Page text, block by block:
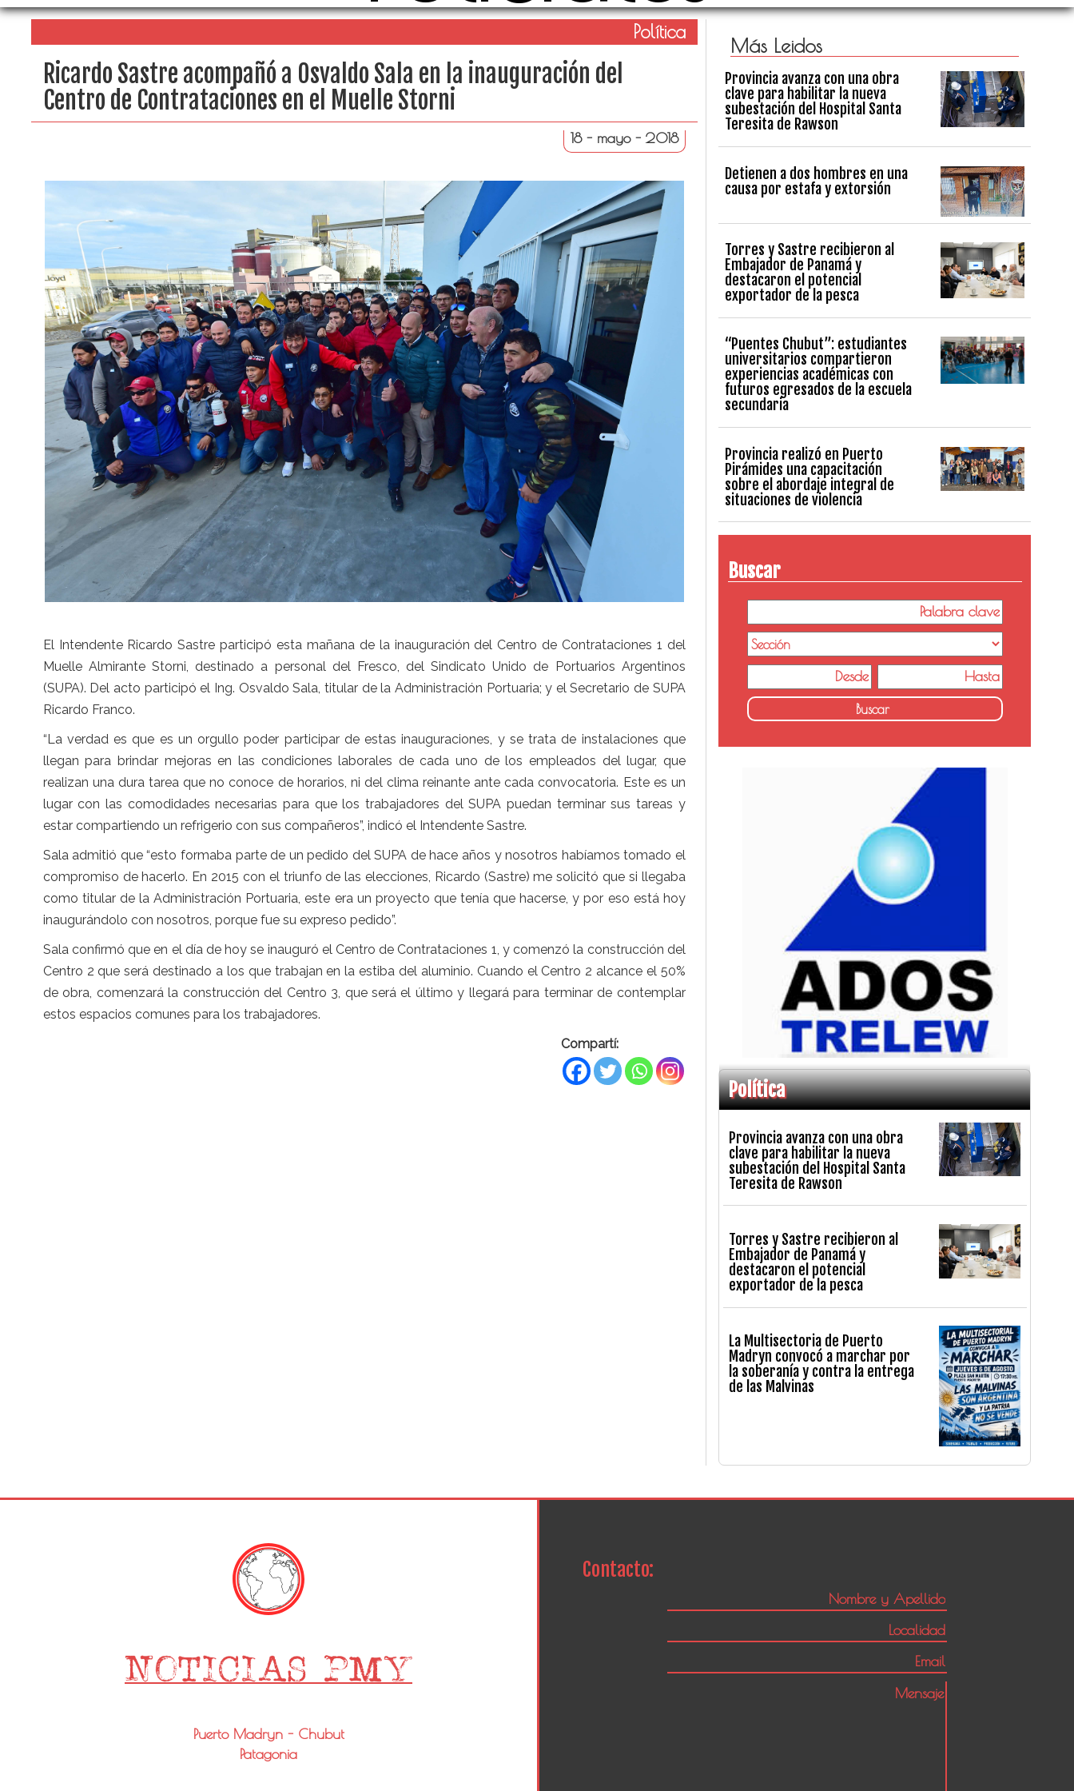
Política
Ricardo Sastre acompañó a Osvaldo Sala en la inauguración del
Centro de Contrataciones en el Muelle Storni
18 - mayo - 2018
El Intendente Ricardo Sastre participó esta mañana de la inauguración del Centro de Contrataciones 1 del
Muelle Almirante Storni, destinado a personal del Fresco, del Sindicato Unido de Portuarios Argentinos
(SUPA). Del acto participó el Ing. Osvaldo Sala, titular de la Administración Portuaria; y el Secretario de SUPA
Ricardo Franco.
“La verdad es que es un orgullo poder participar de estas inauguraciones, y se trata de instalaciones que
llegan para brindar mejoras en las condiciones laborales de cada uno de los empleados del lugar, que
realizan una dura tarea que no conoce de horarios, ni del clima reinante ante cada convocatoria. Este es un
lugar con las comodidades necesarias para que los trabajadores del SUPA puedan terminar sus tareas y
estar compartiendo un refrigerio con sus compañeros”, indicó el Intendente Sastre.
Sala admitió que “esto formaba parte de un pedido del SUPA de hace años y nosotros habíamos tomado el
compromiso de hacerlo. En 2015 con el triunfo de las elecciones, Ricardo (Sastre) me solicitó que si llegaba
como titular de la Administración Portuaria, este era un proyecto que tenía que hacerse, y por eso está hoy
inaugurándolo con nosotros, porque fue su expreso pedido”.
Sala confirmó que en el día de hoy se inauguró el Centro de Contrataciones 1, y comenzó la construcción del
Centro 2 que será destinado a los que trabajan en la estiba del aluminio. Cuando el Centro 2 alcance el 50%
de obra, comenzará la construcción del Centro 3, que será el último y llegará para terminar de contemplar
estos espacios comunes para los trabajadores.
Compartí:
Más Leidos
Provincia avanza con una obra
clave para habilitar la nueva
subestación del Hospital Santa
Teresita de Rawson
Detienen a dos hombres en una
causa por estafa y extorsión
Torres y Sastre recibieron al
Embajador de Panamá y
destacaron el potencial
exportador de la pesca
“Puentes Chubut”: estudiantes
universitarios compartieron
experiencias académicas con
futuros egresados de la escuela
secundaria
Provincia realizó en Puerto
Pirámides una capacitación
sobre el abordaje integral de
situaciones de violencia
Buscar
Política
Provincia avanza con una obra
clave para habilitar la nueva
subestación del Hospital Santa
Teresita de Rawson
Torres y Sastre recibieron al
Embajador de Panamá y
destacaron el potencial
exportador de la pesca
La Multisectoria de Puerto
Madryn convocó a marchar por
la soberanía y contra la entrega
de las Malvinas
Puerto Madryn - Chubut
Patagonia
Contacto: